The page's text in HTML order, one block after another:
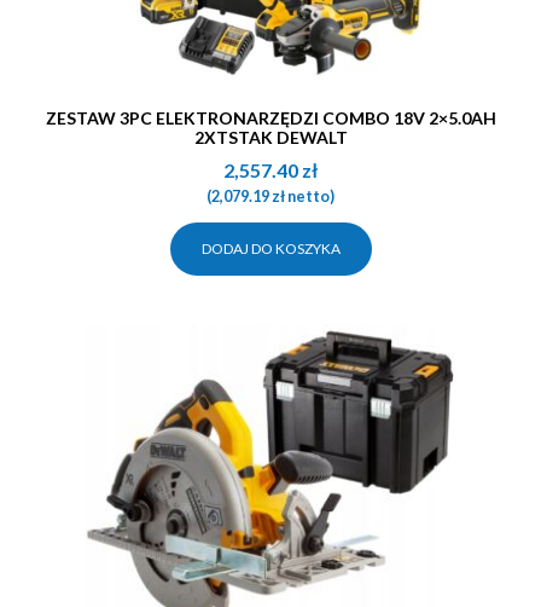
ZESTAW 3PC ELEKTRONARZĘDZI COMBO 18V 2×5.0AH
2XTSTAK DEWALT
2,557.40 zł
(2,079.19złnetto)
DODAJ DO KOSZYKA